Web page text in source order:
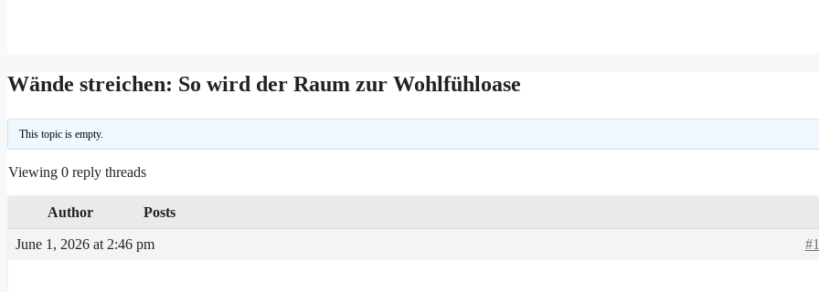
Wände streichen: So wird der Raum zur Wohlfühloase
This topic is empty.
Viewing 0 reply threads
Author Posts
June 1, 2026 at 2:46 pm